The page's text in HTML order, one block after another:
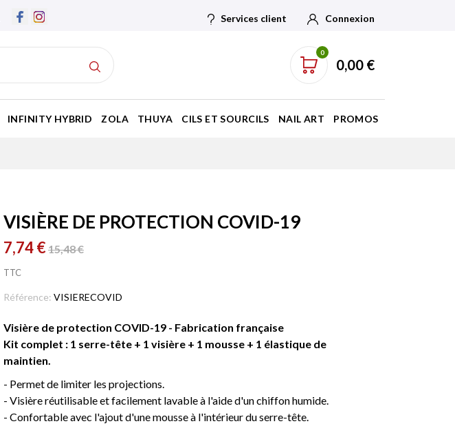
Services client Connexion
0
0,00 €
INFINITY HYBRID ZOLA THUYA CILS ET SOURCILS NAIL ART PROMOS
VISIÈRE DE PROTECTION COVID-19
7,74 €15,48 €
TTC
Référence: VISIERECOVID
Visière de protection COVID-19 - Fabrication française
Kit complet : 1 serre-tête + 1 visière + 1 mousse + 1 élastique de
maintien.
- Permet de limiter les projections.
- Visière réutilisable et facilement lavable à l'aide d'un chiffon humide.
- Confortable avec l'ajout d'une mousse à l'intérieur du serre-tête.